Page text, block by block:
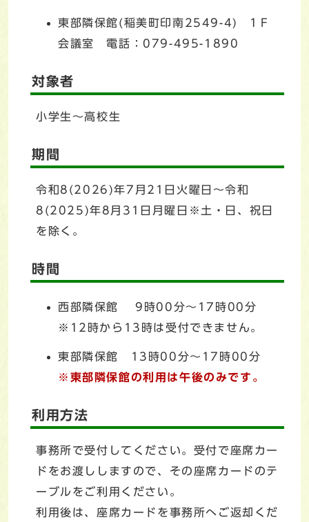
東部隣保館(稲美町印南2549-4) 1Ｆ
会議室 電話：079-495-1890
対象者
小学生～高校生
期間
令和8(2026)年7月21日火曜日～令和
8(2025)年8月31日月曜日※土・日、祝日
を除く。
時間
西部隣保館 9時00分～17時00分
※12時から13時は受付できません。
東部隣保館 13時00分～17時00分
※東部隣保館の利用は午後のみです。
利用方法
事務所で受付してください。受付で座席カー
ドをお渡ししますので、その座席カードのテ
ーブルをご利用ください。
利用後は、座席カードを事務所へご返却くだ